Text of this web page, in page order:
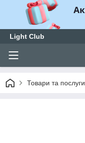
Light Club
Товари та послуги